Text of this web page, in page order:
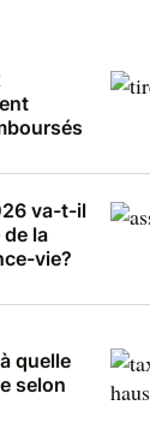
va-t-il
la
vie?
quelle
selon